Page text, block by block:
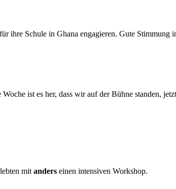
ihre Schule in Ghana engagieren. Gute Stimmung
ist es her, dass wir auf der Bühne standen,
mitanders einen intensiven Workshop.